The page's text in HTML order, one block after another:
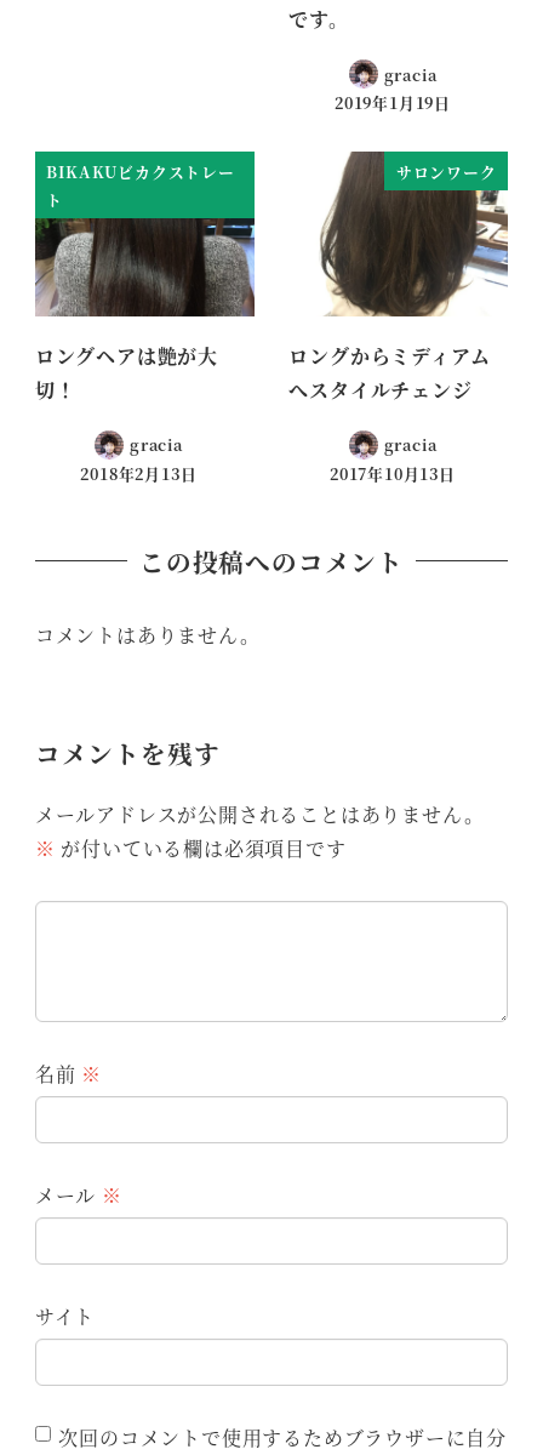
です。
gracia
2019年1月19日
BIKAKUビカクストレー
ト
ロングヘアは艶が大
切！
gracia
2018年2月13日
サロンワーク
ロングからミディアム
へスタイルチェンジ
gracia
2017年10月13日
この投稿へのコメント
コメントはありません。
コメントを残す
メールアドレスが公開されることはありません。
※ が付いている欄は必須項目です
名前 ※
メール ※
サイト
次回のコメントで使用するためブラウザーに自分